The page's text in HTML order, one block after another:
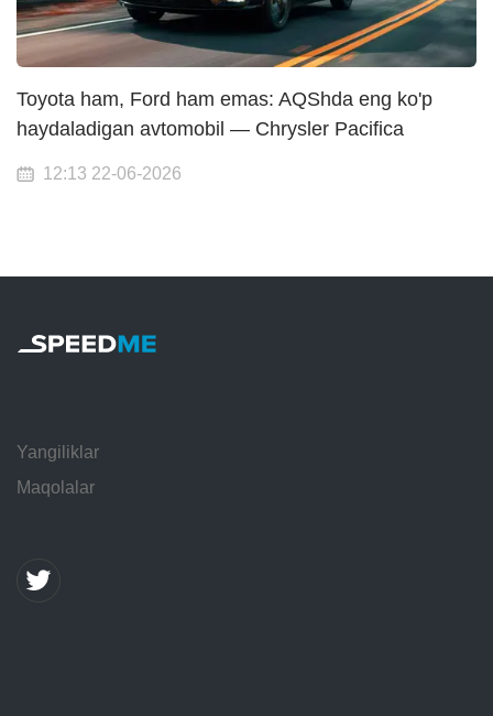
Toyota ham, Ford ham emas: AQShda eng ko'p
haydaladigan avtomobil — Chrysler Pacifica
12:13 22-06-2026
Yangiliklar
Maqolalar